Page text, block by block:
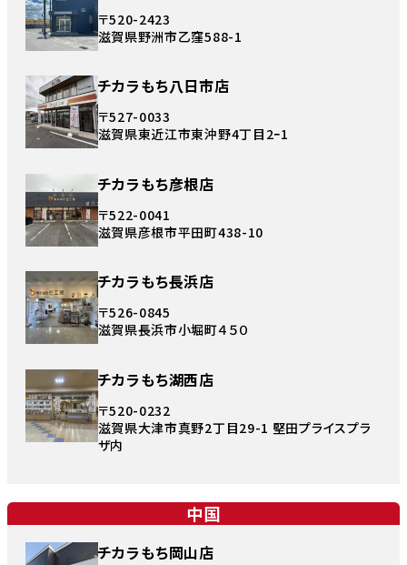
〒520-2423
滋賀県野洲市乙窪588-1
チカラもち八日市店
〒527-0033
滋賀県東近江市東沖野4丁目2ｰ1
チカラもち彦根店
〒522-0041
滋賀県彦根市平田町438-10
チカラもち長浜店
〒526-0845
滋賀県長浜市小堀町４５０
チカラもち湖西店
〒520-0232
滋賀県大津市真野2丁目29-1 堅田プライスプラ
ザ内
中国
チカラもち岡山店